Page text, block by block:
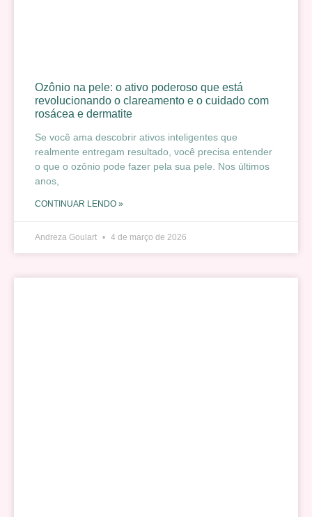
Ozônio na pele: o ativo poderoso que está
revolucionando o clareamento e o cuidado com
rosácea e dermatite
Se você ama descobrir ativos inteligentes que
realmente entregam resultado, você precisa entender
o que o ozônio pode fazer pela sua pele. Nos últimos
anos,
CONTINUAR LENDO »
Andreza Goulart 4 de março de 2026